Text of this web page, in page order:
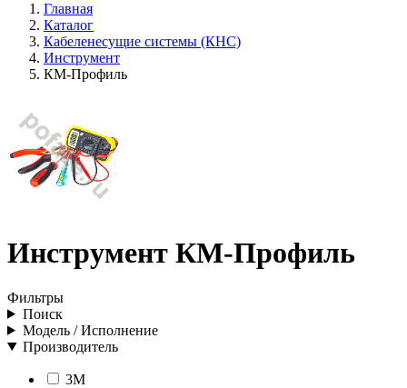
Главная
Каталог
Кабеленесущие системы (КНС)
Инструмент
КМ-Профиль
Инструмент КМ-Профиль
Фильтры
Поиск
Модель / Исполнение
Производитель
3M